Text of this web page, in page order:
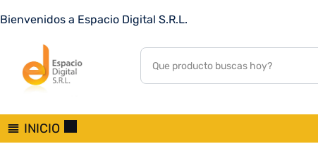
Bienvenidos a Espacio Digital S.R.L.
INICIO